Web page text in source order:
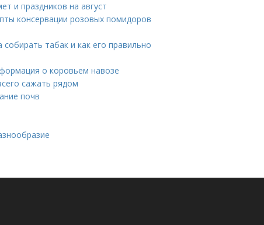
и праздников на август
консервации розовых помидоров
табак и как его правильно
о коровьем навозе
сажать рядом
почв